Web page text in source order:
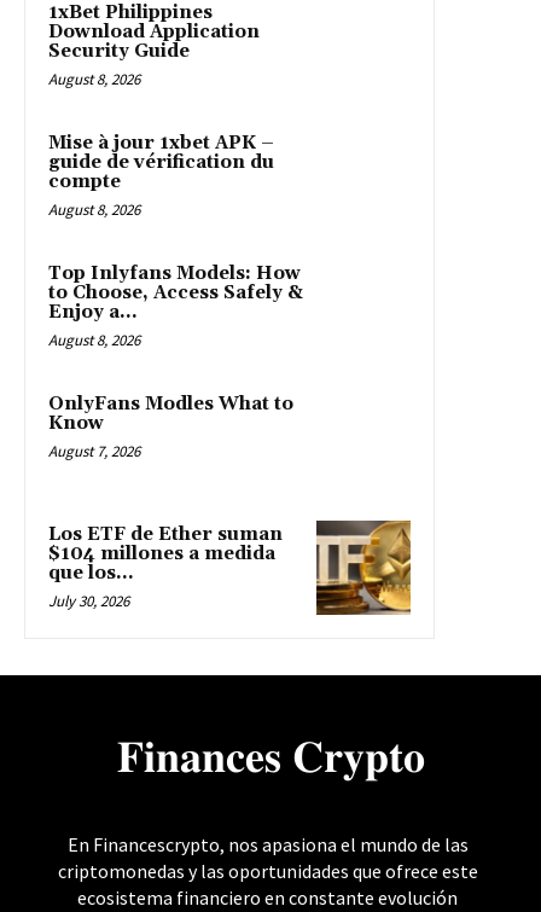
1xBet Philippines
Download Application
Security Guide
August 8, 2026
Mise à jour 1xbet APK –
guide de vérification du
compte
August 8, 2026
Top Inlyfans Models: How
to Choose, Access Safely &
Enjoy a...
August 8, 2026
OnlyFans Modles What to
Know
August 7, 2026
Los ETF de Ether suman
$104 millones a medida
que los...
July 30, 2026
𝐅𝐢𝐧𝐚𝐧𝐜𝐞𝐬 𝐂𝐫𝐲𝐩𝐭𝐨
En Financescrypto, nos apasiona el mundo de las
criptomonedas y las oportunidades que ofrece este
ecosistema financiero en constante evolución